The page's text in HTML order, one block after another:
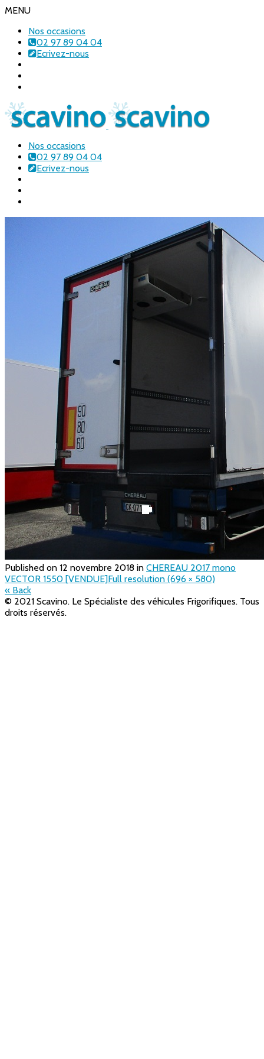
MENU
Nos occasions
02 97 89 04 04
Ecrivez-nous
Nos occasions
02 97 89 04 04
Ecrivez-nous
Published on 12 novembre 2018 in CHEREAU 2017 mono
VECTOR 1550 [VENDUE]Full resolution (696 × 580)
« Back
© 2021 Scavino. Le Spécialiste des véhicules Frigorifiques. Tous
droits réservés.